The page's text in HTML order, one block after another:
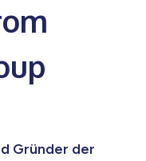
Gründer der